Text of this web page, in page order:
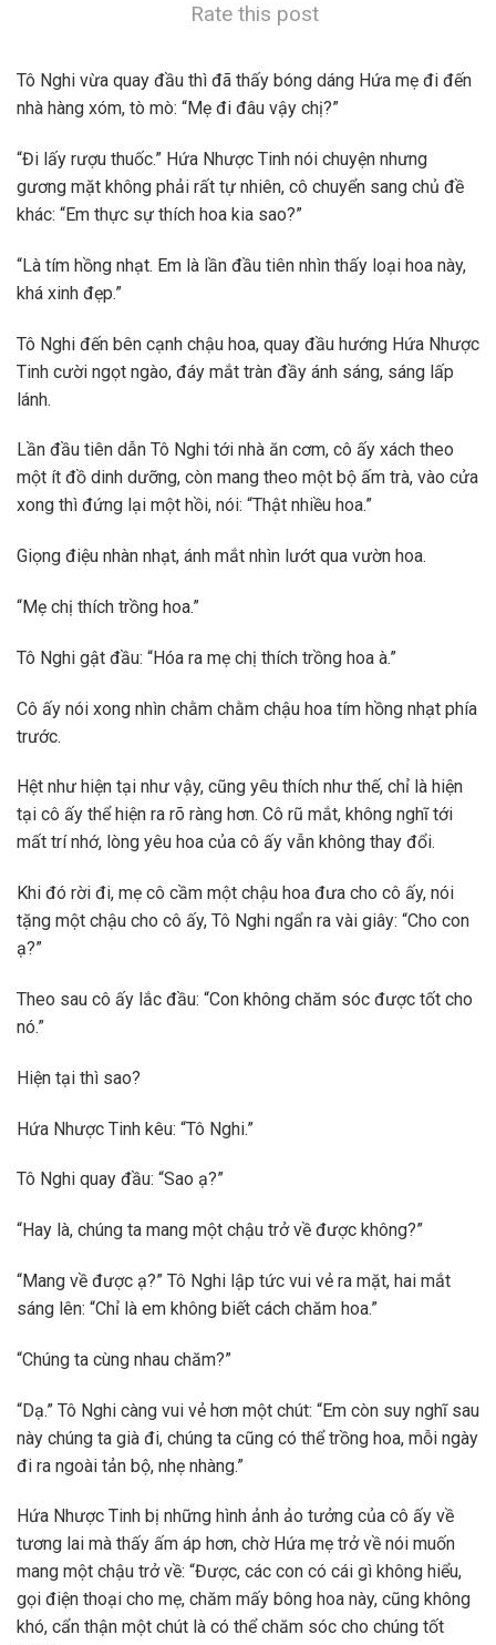
Rate this post
Tô Nghi vừa quay đầu thì đã thấy bóng dáng Hứa mẹ đi đến
nhà hàng xóm, tò mò: “Mẹ đi đâu vậy chị?”
“Đi lấy rượu thuốc.” Hứa Nhược Tinh nói chuyện nhưng
gương mặt không phải rất tự nhiên, cô chuyển sang chủ đề
khác: “Em thực sự thích hoa kia sao?”
“Là tím hồng nhạt. Em là lần đầu tiên nhìn thấy loại hoa này,
khá xinh đẹp.”
Tô Nghi đến bên cạnh chậu hoa, quay đầu hướng Hứa Nhược
Tinh cười ngọt ngào, đáy mắt tràn đầy ánh sáng, sáng lấp
lánh.
Lần đầu tiên dẫn Tô Nghi tới nhà ăn cơm, cô ấy xách theo
một ít đồ dinh dưỡng, còn mang theo một bộ ấm trà, vào cửa
xong thì đứng lại một hồi, nói: “Thật nhiều hoa.”
Giọng điệu nhàn nhạt, ánh mắt nhìn lướt qua vườn hoa.
“Mẹ chị thích trồng hoa.”
Tô Nghi gật đầu: “Hóa ra mẹ chị thích trồng hoa à.”
Cô ấy nói xong nhìn chằm chằm chậu hoa tím hồng nhạt phía
trước.
Hệt như hiện tại như vậy, cũng yêu thích như thế, chỉ là hiện
tại cô ấy thể hiện ra rõ ràng hơn. Cô rũ mắt, không nghĩ tới
mất trí nhớ, lòng yêu hoa của cô ấy vẫn không thay đổi.
Khi đó rời đi, mẹ cô cầm một chậu hoa đưa cho cô ấy, nói
tặng một chậu cho cô ấy, Tô Nghi ngẩn ra vài giây: “Cho con
ạ?”
Theo sau cô ấy lắc đầu: “Con không chăm sóc được tốt cho
nó.”
Hiện tại thì sao?
Hứa Nhược Tinh kêu: “Tô Nghi.”
Tô Nghi quay đầu: “Sao ạ?”
“Hay là, chúng ta mang một chậu trở về được không?”
“Mang về được ạ?” Tô Nghi lập tức vui vẻ ra mặt, hai mắt
sáng lên: “Chỉ là em không biết cách chăm hoa.”
“Chúng ta cùng nhau chăm?”
“Dạ.” Tô Nghi càng vui vẻ hơn một chút: “Em còn suy nghĩ sau
này chúng ta già đi, chúng ta cũng có thể trồng hoa, mỗi ngày
đi ra ngoài tản bộ, nhẹ nhàng.”
Hứa Nhược Tinh bị những hình ảnh ảo tưởng của cô ấy về
tương lai mà thấy ấm áp hơn, chờ Hứa mẹ trở về nói muốn
mang một chậu trở về: “Được, các con có cái gì không hiểu,
gọi điện thoại cho mẹ, chăm mấy bông hoa này, cũng không
khó, cẩn thận một chút là có thể chăm sóc cho chúng tốt